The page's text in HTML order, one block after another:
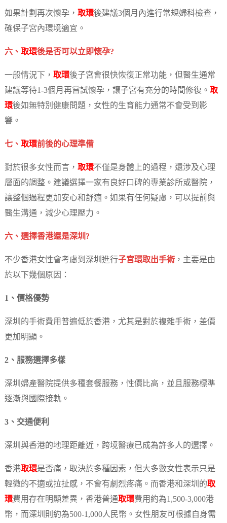
如果計劃再次懷孕， 取環後建議3個月內進行常規婦科檢查，
確保子宮內環境適宜。
六、 取環後是否可以立即懷孕?
一般情況下， 取環後子宮會很快恢復正常功能，但醫生通常
建議等待1-3個月再嘗試懷孕，讓子宮有充分的時間修復。 取
環後如無特別健康問題，女性的生育能力通常不會受到影
響。
七、 取環前後的心理準備
對於很多女性而言， 取環不僅是身體上的過程，還涉及心理
層面的調整。建議選擇一家有良好口碑的專業診所或醫院，
讓整個過程更加安心和舒適。如果有任何疑慮，可以提前與
醫生溝通，減少心理壓力。
六、選擇香港還是深圳?
不少香港女性會考慮到深圳進行子宮環取出手術，主要是由
於以下幾個原因：
1、價格優勢
深圳的手術費用普遍低於香港，尤其是對於複雜手術，差價
更加明顯。
2、服務選擇多樣
深圳婦產醫院提供多種套餐服務，性價比高，並且服務標準
逐漸與國際接軌。
3、交通便利
深圳與香港的地理距離近，跨境醫療已成為許多人的選擇。
香港取環是否痛，取決於多種因素，但大多數女性表示只是
輕微的不適或拉扯感，不會有劇烈疼痛。而香港和深圳的取
環費用存在明顯差異，香港普通取環費用約為1,500-3,000港
幣，而深圳則約為500-1,000人民幣。女性朋友可根據自身需